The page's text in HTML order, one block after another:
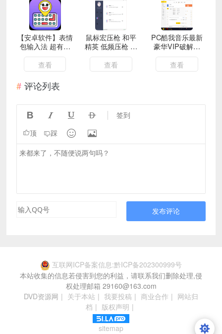
【安卓软件】表情
包输入法 超有趣
的输入法
查看
鼠标宏压枪 和平
精英 低频压枪 血
雾追踪 识别姿势
查看
PC酷我音乐最新
豪华VIP破解版
V9.0.4.0
查看
评论列表
    签到
顶 踩  
发布评论
互联网ICP备案信息:黔ICP备202300999号
本站收集的信息若侵害到您的利益，请联系我们删除处理,侵
权处理邮箱 29160@163.com
DVD资源网 | 关于本站 | 我要投稿 | 商业合作 | 网站归
档 | 版权声明 |
sitemap